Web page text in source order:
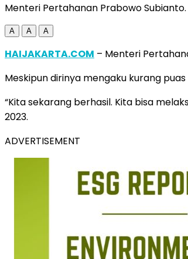
Menteri Pertahanan Prabowo
A A A
HAIJAKARTA.COM – Menteri
Meskipun dirinya mengaku kurang
“Kita sekarang berhasil. Kita bisa
2023.
ADVERTISEMENT